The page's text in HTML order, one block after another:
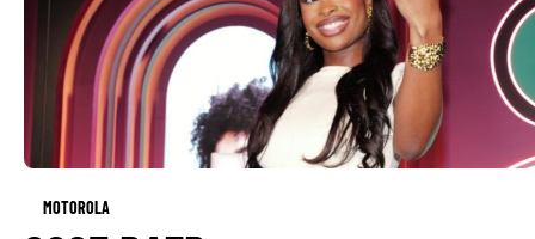
MOTOROLA